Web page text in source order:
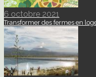
6 octobre 2021
Transformer des fermes en